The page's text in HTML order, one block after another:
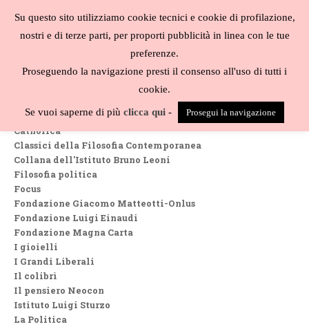
contenuto
Collane
Biblioteca di studi filosofici
Catholica
Classici della Filosofia Contemporanea
Collana dell'Istituto Bruno Leoni
Filosofia politica
Focus
Fondazione Giacomo Matteotti-Onlus
Fondazione Luigi Einaudi
Fondazione Magna Carta
I gioielli
I Grandi Liberali
Il colibrì
Il pensiero Neocon
Istituto Luigi Sturzo
La Politica
Su questo sito utilizziamo cookie tecnici e cookie di profilazione,
nostri e di terze parti, per proporti pubblicità in linea con le tue
preferenze.
Proseguendo la navigazione presti il consenso all'uso di tutti i
cookie.
Se vuoi saperne di più clicca qui - Prosegui la navigazione